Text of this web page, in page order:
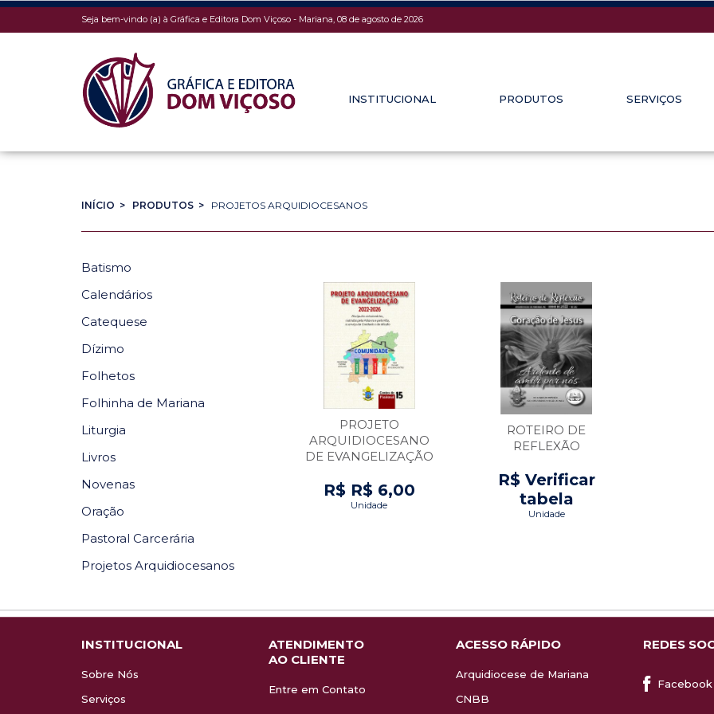
Seja bem-vindo (a) à Gráfica e Editora Dom Viçoso - Mariana, 08 de agosto de 2026
INSTITUCIONAL PRODUTOS SERVIÇOS
INÍCIO > PRODUTOS > PROJETOS ARQUIDIOCESANOS
Batismo
Calendários
Catequese
Dízimo
Folhetos
Folhinha de Mariana
Liturgia
Livros
Novenas
Oração
Pastoral Carcerária
Projetos Arquidiocesanos
PROJETO
ARQUIDIOCESANO
DE EVANGELIZAÇÃO
R$ R$ 6,00
Unidade
ROTEIRO DE
REFLEXÃO
R$ Verificar
tabela
Unidade
INSTITUCIONAL
Sobre Nós
Serviços
ATENDIMENTO
AO CLIENTE
Entre em Contato
ACESSO RÁPIDO
Arquidiocese de Mariana
CNBB
REDES
Facebook